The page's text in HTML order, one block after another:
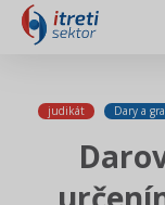
judikát Dary a